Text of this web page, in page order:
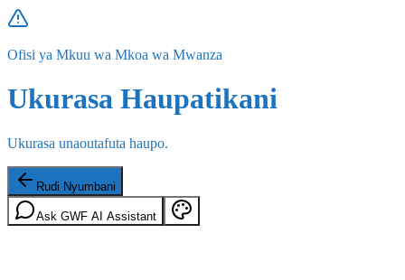
Ofisi ya Mkuu wa Mkoa wa Mwanza
Ukurasa Haupatikani
Ukurasa unaoutafuta haupo.
Rudi Nyumbani
Ask GWF AI Assistant